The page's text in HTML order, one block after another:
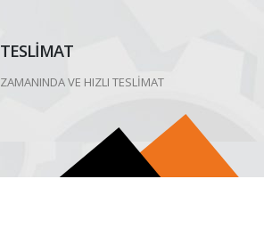
TESLİMAT
ZAMANINDA VE HIZLI TESLİMAT